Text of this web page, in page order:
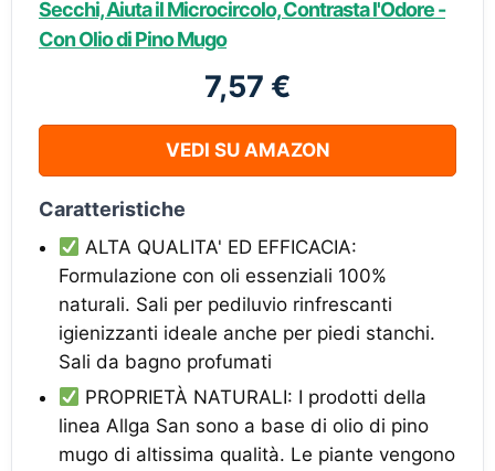
Secchi, Aiuta il Microcircolo, Contrasta l'Odore -
Con Olio di Pino Mugo
7,57 €
VEDI SU AMAZON
Caratteristiche
ALTA QUALITA' ED EFFICACIA:
Formulazione con oli essenziali 100%
naturali. Sali per pediluvio rinfrescanti
igienizzanti ideale anche per piedi stanchi.
Sali da bagno profumati
PROPRIETÀ NATURALI: I prodotti della
linea Allga San sono a base di olio di pino
mugo di altissima qualità. Le piante vengono